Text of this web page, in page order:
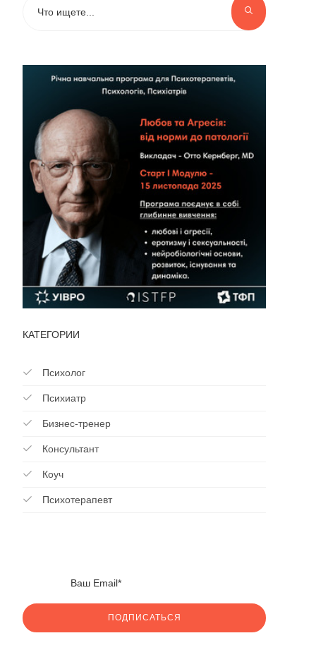
КАТЕГОРИИ
Психолог
Психиатр
Бизнес-тренер
Консультант
Коуч
Психотерапевт
ПОДПИСАТЬСЯ